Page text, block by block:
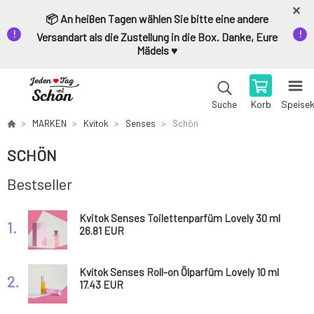
📦 An heißen Tagen wählen Sie bitte eine andere
Versandart als die Zustellung in die Box. Danke, Eure
Mädels ♥️
Suche Korb
MARKEN Kvitok Senses Schön
SCHÖN
Bestseller
1.
Kvitok Senses Toilettenparfüm Lovely 30 ml
26.81 EUR
2.
Kvítok Senses Roll-on Ölparfüm Lovely 10 ml
17.43 EUR